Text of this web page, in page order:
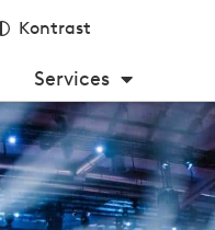
Kontrast
Services